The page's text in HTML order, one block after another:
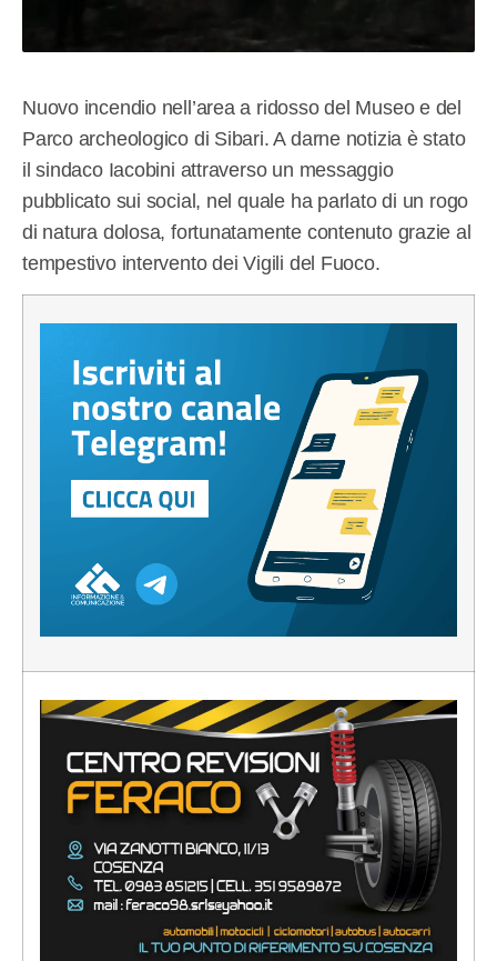
Nuovo incendio nell’area a ridosso del Museo e del
Parco archeologico di Sibari. A darne notizia è stato
il sindaco Iacobini attraverso un messaggio
pubblicato sui social, nel quale ha parlato di un rogo
di natura dolosa, fortunatamente contenuto grazie al
tempestivo intervento dei Vigili del Fuoco.